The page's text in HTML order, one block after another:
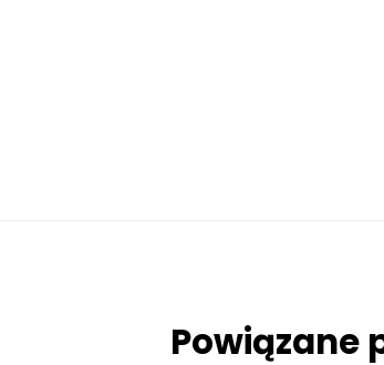
Powiązane